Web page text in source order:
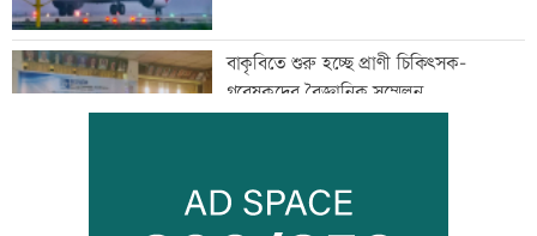
বাকৃবিতে শুরু হচ্ছে প্রাণী চিকিৎসক-
গবেষকদের বৈজ্ঞানিক সম্মেলন
বন্দরে বিস্ফোরণে একই পরিবারের ৩ জন দগ্ধ